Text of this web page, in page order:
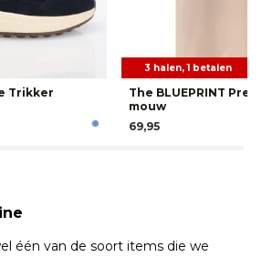
Trikker
3 halen, 1 betalen
The BLUEPRINT
mouw
69,95
één van de soort items die we